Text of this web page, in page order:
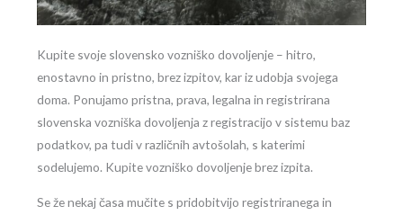
Kupite svoje slovensko vozniško dovoljenje – hitro,
enostavno in pristno, brez izpitov, kar iz udobja svojega
doma. Ponujamo pristna, prava, legalna in registrirana
slovenska vozniška dovoljenja z registracijo v sistemu baz
podatkov, pa tudi v različnih avtošolah, s katerimi
sodelujemo. Kupite vozniško dovoljenje brez izpita.
Se že nekaj časa mučite s pridobitvijo registriranega in